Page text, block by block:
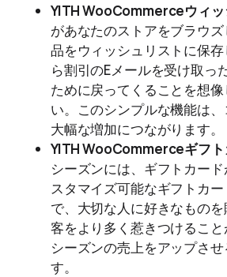
YITH WooCommerceウィッ
があなたのストアをブラウ
品をウィッシュリストに保
ら割引のEメールを受け取っ
ために戻ってくることを想
い。このシンプルな機能は
大幅な増加につながります。
YITH WooCommerceギフト
シーズンには、ギフトカー
スタマイズ可能なギフトカ
で、大切な人に好きなもの
客をより多く惹きつけるこ
シーズンの売上をアップさ
す。